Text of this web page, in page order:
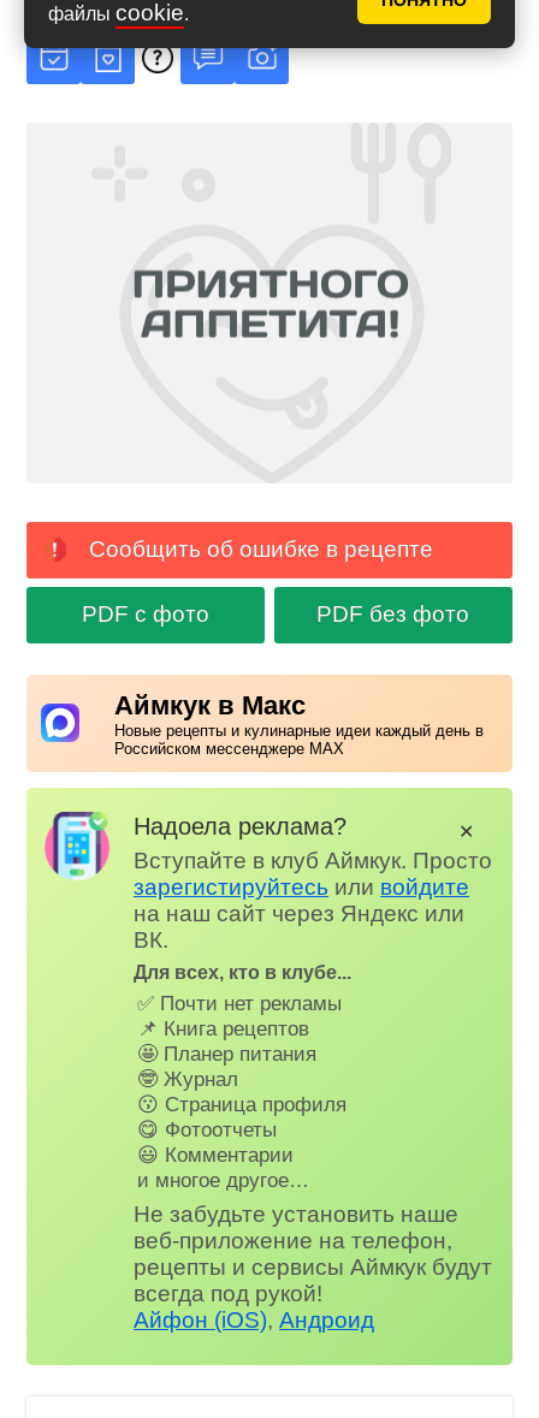
файлы cookie.
Сообщить об ошибке в рецепте
PDF с фото PDF без фото
Аймкук в Макс
Новые рецепты и кулинарные идеи каждый день в
Российском мессенджере MAX
Надоела реклама?
Вступайте в клуб Аймкук. Просто
зарегистируйтесь или войдите
на наш сайт через Яндекс или
ВК.
Для всех, кто в клубе...
✅ Почти нет рекламы
📌 Книга рецептов
🤩 Планер питания
🤓 Журнал
😗 Страница профиля
😋 Фотоотчеты
😃 Комментарии
и многое другое…
Не забудьте установить наше
веб-приложение на телефон,
рецепты и сервисы Аймкук будут
всегда под рукой!
Айфон (iOS),Андроид
✕